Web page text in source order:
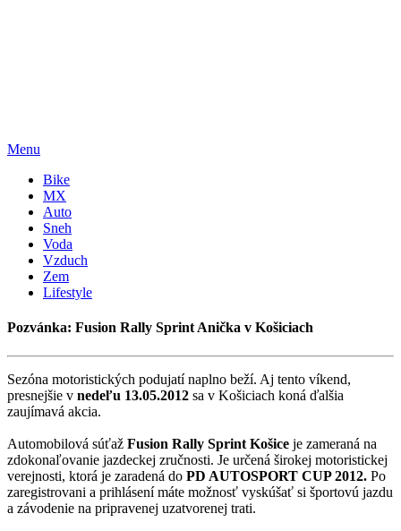
Menu
Bike
MX
Auto
Sneh
Voda
Vzduch
Zem
Lifestyle
Pozvánka: Fusion Rally Sprint Anička v Košiciach
Sezóna motoristických podujatí naplno beží. Aj tento víkend,
presnejšie v nedeľu 13.05.2012 sa v Košiciach koná ďalšia
zaujímavá akcia.
Automobilová súťaž Fusion Rally Sprint Košice je zameraná na
zdokonaľovanie jazdeckej zručnosti. Je určená širokej motoristickej
verejnosti, ktorá je zaradená do PD AUTOSPORT CUP 2012. Po
zaregistrovani a prihlásení máte možnosť vyskúšať si športovú jazdu
a závodenie na pripravenej uzatvorenej trati.